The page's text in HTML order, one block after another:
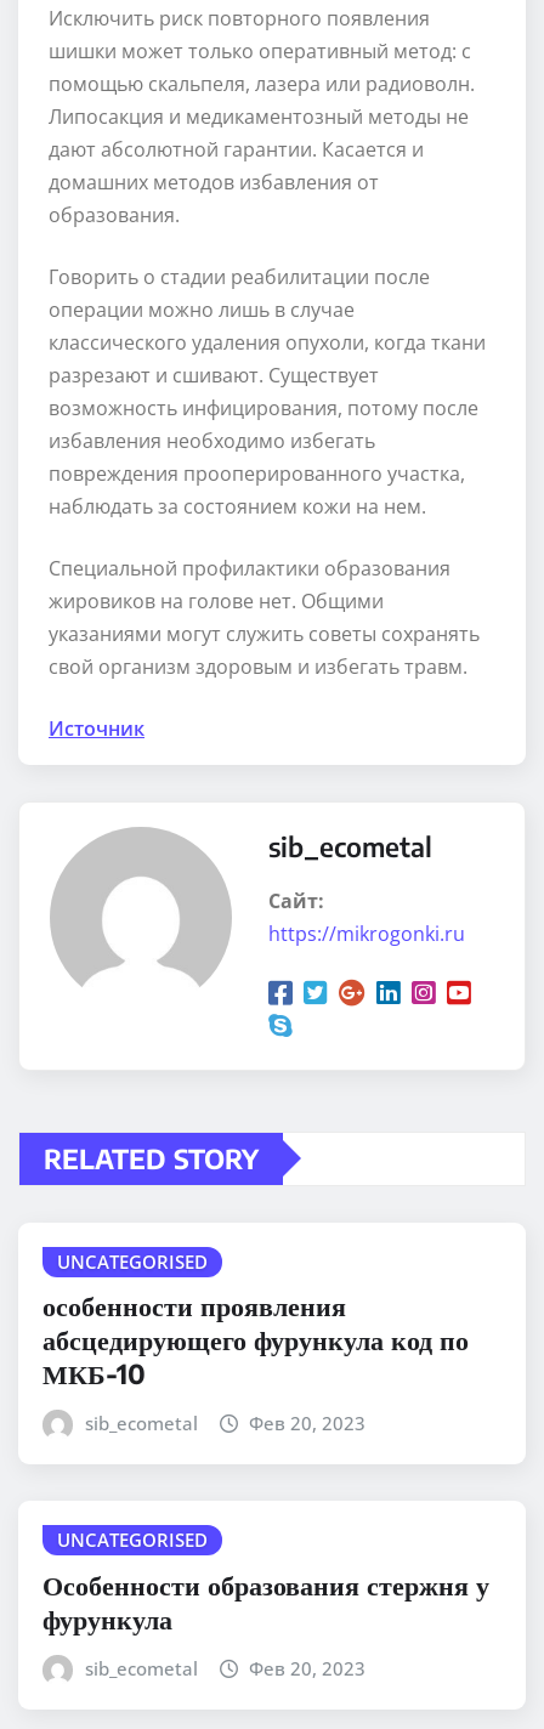
Исключить риск повторного появления
шишки может только оперативный метод: с
помощью скальпеля, лазера или радиоволн.
Липосакция и медикаментозный методы не
дают абсолютной гарантии. Касается и
домашних методов избавления от
образования.
Говорить о стадии реабилитации после
операции можно лишь в случае
классического удаления опухоли, когда ткани
разрезают и сшивают. Существует
возможность инфицирования, потому после
избавления необходимо избегать
повреждения прооперированного участка,
наблюдать за состоянием кожи на нем.
Специальной профилактики образования
жировиков на голове нет. Общими
указаниями могут служить советы сохранять
свой организм здоровым и избегать травм.
Источник
sib_ecometal
Сайт:
https://mikrogonki.ru
RELATED STORY
UNCATEGORISED
особенности проявления
абсцедирующего фурункула код по
МКБ-10
sib_ecometal Фев 20, 2023
UNCATEGORISED
Особенности образования стержня у
фурункула
sib_ecometal Фев 20, 2023